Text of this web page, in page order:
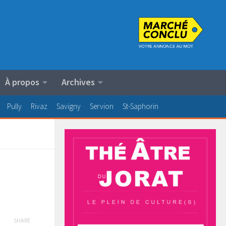
À propos Archives
Pully Rivaz Savigny Servion St-Saphorin
SHARE